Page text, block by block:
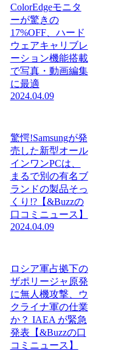
ColorEdgeモニタ
ーが驚きの
17%OFF、ハード
ウェアキャリブレ
ーション機能搭載
で写真・動画編集
に最適
2024.04.09
驚愕!Samsungが発
売した新型オール
インワンPCは、
まるで別の有名ブ
ランドの製品そっ
くり!?【&Buzzの
口コミニュース】
2024.04.09
ロシア軍占拠下の
ザポリージャ原発
に無人機攻撃、ウ
クライナ軍の仕業
か？ IAEA が緊急
発表【&Buzzの口
コミニュース】